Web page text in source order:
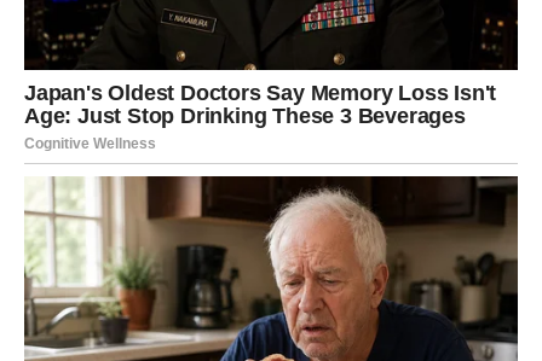
2 kašike kisele pavlake ili jogurta
1 kašika majoneza
1 kašičica sušenog belog luka
1 kašičica dimljene paprike
Seckani kopar(po želji)
Priprema
Korak 1: Priprema tikvica i povrća